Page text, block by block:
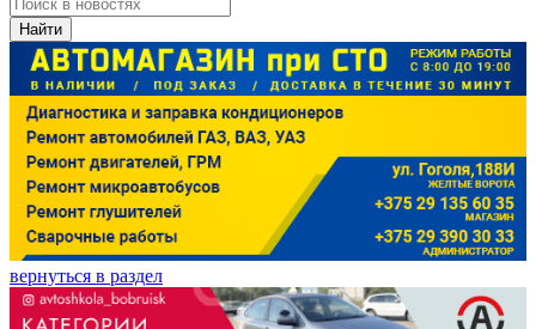
Найти
вернуться в раздел